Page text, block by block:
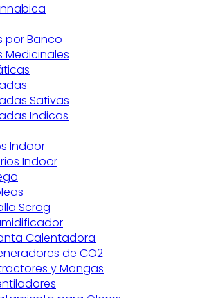
por Banco
Medicinales
Sativas
Indicas
Indoor
Indoor
Scrog
Calentadora
de CO2
y Mangas